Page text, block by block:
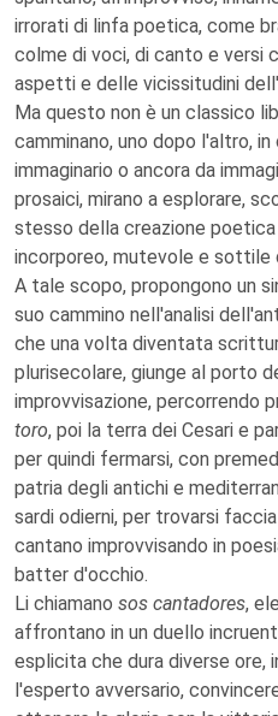
irrorati di linfa poetica, come
colme di voci, di canto e versi
aspetti e delle vicissitudini
Ma questo non è un classico
camminano, uno dopo l'altro,
immaginario o ancora da
prosaici, mirano a esplorare,
stesso della creazione
incorporeo, mutevole e sottile
A tale scopo, propongono un
suo cammino nell'analisi
che una volta diventata
plurisecolare, giunge al porto
improvvisazione, percorrendo
toro, poi la terra dei Cesari e
per quindi fermarsi, con
patria degli antichi e
sardi odierni, per trovarsi
cantano improvvisando in
batter d'occhio.
Li chiamano sos cantadores,
affrontano in un duello
esplicita che dura diverse ore,
l'esperto avversario,